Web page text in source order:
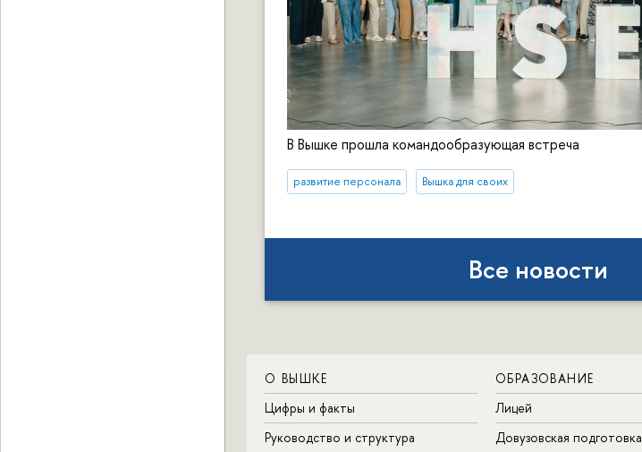
В Вышке прошла командообразующая встреча
развитие персонала Вышка для своих
Все новости
О ВЫШКЕ
Цифры и факты
Руководство и структура
ОБРАЗОВАНИЕ
Лицей
Довузовская подготовка